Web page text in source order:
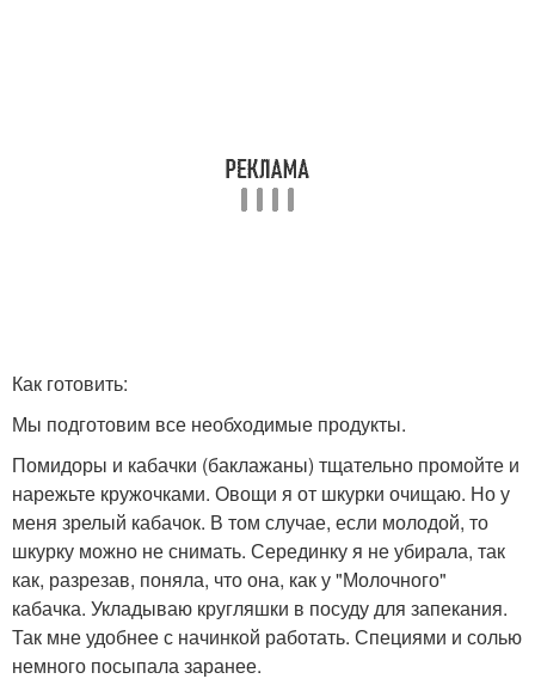
Как готовить:
Мы подготовим все необходимые продукты.
Помидоры и кабачки (баклажаны) тщательно промойте и
нарежьте кружочками. Овощи я от шкурки очищаю. Но у
меня зрелый кабачок. В том случае, если молодой, то
шкурку можно не снимать. Серединку я не убирала, так
как, разрезав, поняла, что она, как у "Молочного"
кабачка. Укладываю кругляшки в посуду для запекания.
Так мне удобнее с начинкой работать. Специями и солью
немного посыпала заранее.